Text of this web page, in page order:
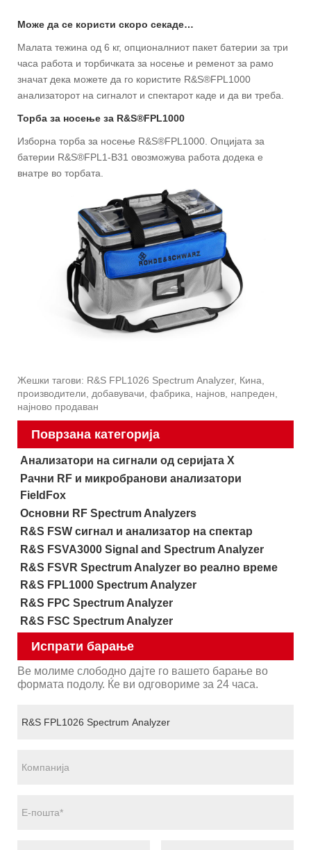
Може да се користи скоро секаде…
Малата тежина од 6 кг, опционалниот пакет батерии за три
часа работа и торбичката за носење и ременот за рамо
значат дека можете да го користите R&S®FPL1000
анализаторот на сигналот и спектарот каде и да ви треба.
Торба за носење за R&S®FPL1000
Изборна торба за носење R&S®FPL1000. Опцијата за
батерии R&S®FPL1-B31 овозможува работа додека е
внатре во торбата.
Жешки тагови: R&S FPL1026 Spectrum Analyzer, Кина,
производители, добавувачи, фабрика, најнов, напреден,
најново продаван
Поврзана категорија
Анализатори на сигнали од серијата X
Рачни RF и микробранови анализатори
FieldFox
Основни RF Spectrum Analyzers
R&S FSW сигнал и анализатор на спектар
R&S FSVA3000 Signal and Spectrum Analyzer
R&S FSVR Spectrum Analyzer во реално време
R&S FPL1000 Spectrum Analyzer
R&S FPC Spectrum Analyzer
R&S FSC Spectrum Analyzer
Испрати барање
Ве молиме слободно дајте го вашето барање во
формата подолу. Ќе ви одговориме за 24 часа.